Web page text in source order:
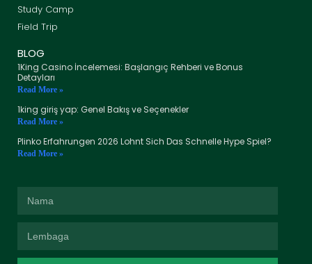
Study Camp
Field Trip
BLOG
1King Casino İncelemesi: Başlangıç Rehberi ve Bonus
Detayları
Read More »
1king giriş yap: Genel Bakış ve Seçenekler
Read More »
Plinko Erfahrungen 2026 Lohnt Sich Das Schnelle Hype Spiel?
Read More »